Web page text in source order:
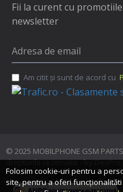
Fii la curent cu
newsletter
Am citit şi sunt de acord cu
© 2025 MOBILPHONE GSM
drepturile rezervate - by
Folosim cookie-uri pentru a
site, pentru a oferi